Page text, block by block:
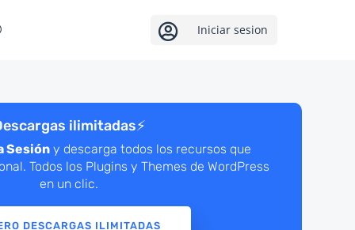
 Iniciar sesion
ilimitadas⚡
Sesióny descarga todos los recursos que
Todos los Plugins y Themes de WordPress
en un clic.
DESCARGAS ILIMITADAS